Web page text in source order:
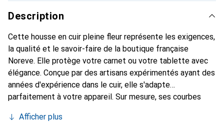
Description
Cette housse en cuir pleine fleur représente les exigences,
la qualité et le savoir-faire de la boutique française
Noreve. Elle protège votre carnet ou votre tablette avec
élégance. Conçue par des artisans expérimentés ayant des
années d'expérience dans le cuir, elle s'adapte
parfaitement à votre appareil. Sur mesure, ses courbes
devient l'accessoire chic et indispensable pour votre
Afficher plus